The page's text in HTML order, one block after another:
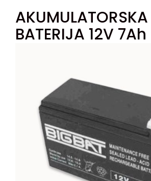
AKUMULATORSKA
BATERIJA 12V 7Ah